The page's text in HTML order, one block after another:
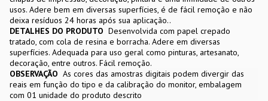
usos. Adere bem em diversas superfícies, é de fácil remoção e não
deixa resíduos 24 horas após sua aplicação..
DETALHES DO PRODUTO Desenvolvida com papel crepado
tratado, com cola de resina e borracha. Adere em diversas
superfícies. Adequada para uso geral como pinturas, artesanato,
decoração, entre outros. Fácil remoção.
OBSERVAÇÃO As cores das amostras digitais podem divergir das
reais em função do tipo e da calibração do monitor, embalagem
com 01 unidade do produto descrito